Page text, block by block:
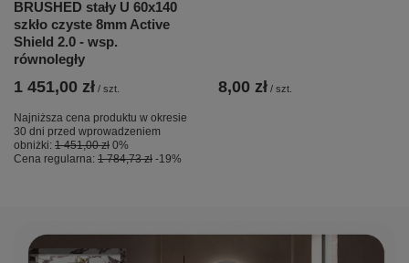
BRUSHED stały U 60x140
szkło czyste 8mm Active
Shield 2.0 - wsp.
równoległy
1 451,00 zł / szt.
Najniższa cena produktu w okresie
30 dni przed wprowadzeniem
obniżki: 1 451,00 zł 0%
Cena regularna: 1 784,73 zł -19%
8,00 zł / szt.